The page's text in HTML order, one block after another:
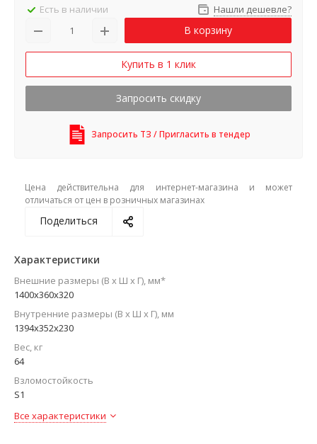
Характеристики
Внешние размеры (В х Ш х Г), мм*
1400x360x320
Внутренние размеры (В х Ш х Г), мм
1394x352x230
Вес, кг
64
Взломостойкость
S1
Все характеристики
Есть в наличии Нашли дешевле?
В корзину
Купить в 1 клик
Запросить скидку
Запросить ТЗ / Пригласить в тендер
Цена действительна для интернет-магазина и может
отличаться от цен в розничных магазинах
Поделиться